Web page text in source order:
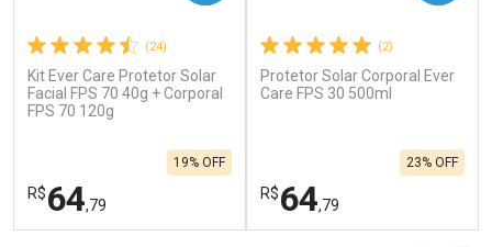
(24)
Kit Ever Care Protetor Solar
Facial FPS 70 40g + Corporal
FPS 70 120g
R$64,79
19% OFF
(2)
Protetor Solar Corporal Ever
Care FPS 30 500ml
R$64,79
23% OFF